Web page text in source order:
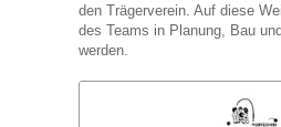
den Trägerverein. Auf diese
des Teams in Planung, Bau
werden.